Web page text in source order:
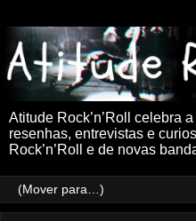
Atitude Rock’n’Roll celebra
resenhas, entrevistas e
Rock’n’Roll e de novas